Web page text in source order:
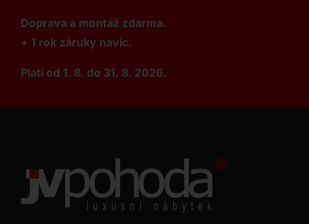
Doprava a montáž zdarma.
+ 1 rok záruky navíc.
Platí od 1. 8. do 31. 8. 2026.